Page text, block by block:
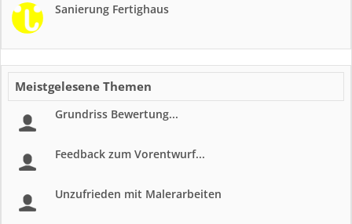
Sanierung Fertighaus
Meistgelesene Themen
Grundriss Bewertung...
Feedback zum Vorentwurf...
Unzufrieden mit Malerarbeiten